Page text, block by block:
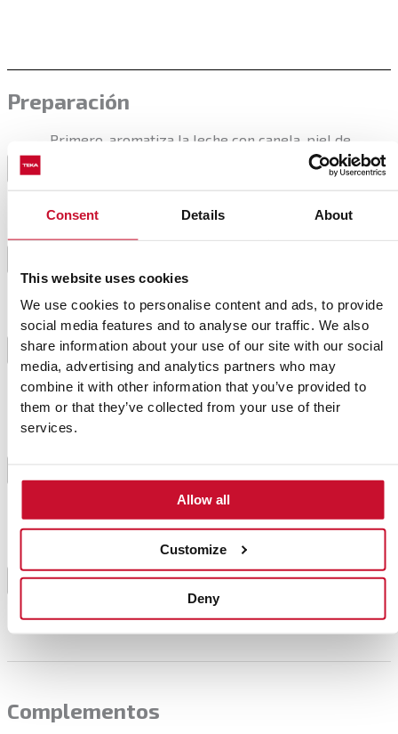
Consent Details About
This website uses cookies
We use cookies to personalise content and ads, to provide
social media features and to analyse our traffic. We also
share information about your use of our site with our social
media, advertising and analytics partners who may
combine it with other information that you’ve provided to
them or that they’ve collected from your use of their
services.
Allow all
Customize
Deny
Preparación
1
Primero, aromatiza la leche con canela, piel de
naranja y semillas de anís y lo ponlo al fuego. Cuando
rompa a hervir, apágalo y lo déjalo reposar unos 10
3
Corta el pan de las torrijas en rodajas de unos 2-3
cm. Luego, introduce las rodajas en la leche hasta
que se empapen bien. Unas 2 horas
aproximadamente.
Una vez transcurridas las 2 horas, escurre
5
exceso de aceite y sírvelas con un poquito de miel
para disfrutar de este dulce manjar.
Complementos